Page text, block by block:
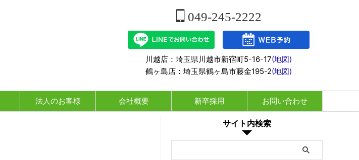
049-245-2222
川越店：埼玉県川越市新宿町5-16-17(地図)
鶴ヶ島店：埼玉県鶴ヶ島市藤金195-2(地図)
法人のお客様 会社概要 新卒採用 お問い合わせ
サイト内検索